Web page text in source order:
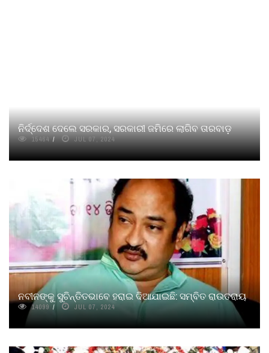
ନିର୍ଦ୍ଦେଶ ଦେଲେ ସରକାର, ସରକାରୀ ଜମିରେ ଲାଗିବ ତାରବାଡ଼
15464 JUL 07, 2024
ନବୀନଙ୍କୁ ସୁଚିନ୍ତିତଭାବେ ହରାଇ ଦିଆଯାଇଛି: ସମ୍ବିତ ରାଉତରାୟ
14099 JUL 07, 2024